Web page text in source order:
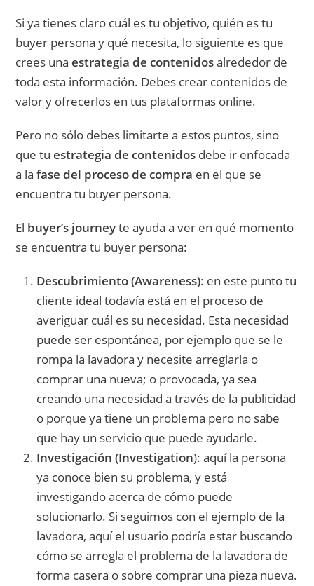
Si ya tienes claro cuál es tu objetivo, quién es tu
buyer persona y qué necesita, lo siguiente es que
crees unaestrategia de contenidosalrededor de
toda esta información. Debes crear contenidos de
valor y ofrecerlos en tus plataformas online.
Pero no sólo debes limitarte a estos puntos, sino
que tuestrategia de contenidos debe ir enfocada
a lafase del proceso de compra en el que se
encuentra tu buyer persona.
El buyer’s journeyte ayuda a ver en qué momento
se encuentra tu buyer persona:
Descubrimiento (Awareness): en este punto tu
cliente ideal todavía está en el proceso de
averiguar cuál es su necesidad. Esta necesidad
puede ser espontánea, por ejemplo que se le
rompa la lavadora y necesite arreglarla o
comprar una nueva; o provocada, ya sea
creando una necesidad a través de la publicidad
o porque ya tiene un problema pero no sabe
que hay un servicio que puede ayudarle.
Investigación (Investigation): aquí la persona
ya conoce bien su problema, y está
investigando acerca de cómo puede
solucionarlo. Si seguimos con el ejemplo de la
lavadora, aquí el usuario podría estar buscando
cómo se arregla el problema de la lavadora de
forma casera o sobre comprar una pieza nueva.